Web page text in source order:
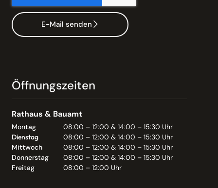
E-Mail senden
Öffnungszeiten
Rathaus & Bauamt
Montag
08:00 – 12:00 & 14:00 – 15:30 Uhr
Dienstag
08:00 – 12:00 & 14:00 – 15:30 Uhr
Mittwoch
08:00 – 12:00 & 14:00 – 15:30 Uhr
Donnerstag
08:00 – 12:00 & 14:00 – 15:30 Uhr
Freitag
08:00 – 12:00 Uhr